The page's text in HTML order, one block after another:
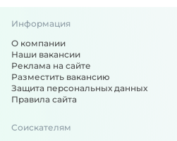
Информация
О компании
Наши вакансии
Реклама на сайте
Разместить вакансию
Защита персональных данных
Правила сайта
Соискателям